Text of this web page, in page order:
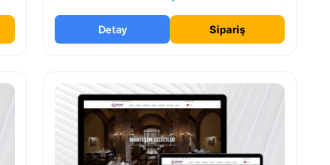
Detay Sipariş